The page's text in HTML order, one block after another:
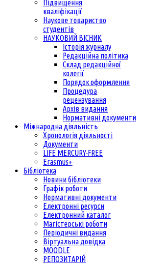
Підвищення
кваліфікації
Наукове товариство
студентів
НАУКОВИЙ ВІСНИК
Історія журналу
Редакційна політика
Склад редакційної
колегії
Порядок оформлення
Процедура
рецензування
Архів видання
Нормативні документи
Міжнародна діяльність
Хронологія діяльності
Документи
LIFE MERCURY-FREE
Erasmus+
Бібліотека
Новини бібліотеки
Графік роботи
Нормативні документи
Електронні ресурси
Електронний каталог
Магістерські роботи
Періодичні видання
Віртуальна довідка
MOODLE
РЕПОЗИТАРІЙ